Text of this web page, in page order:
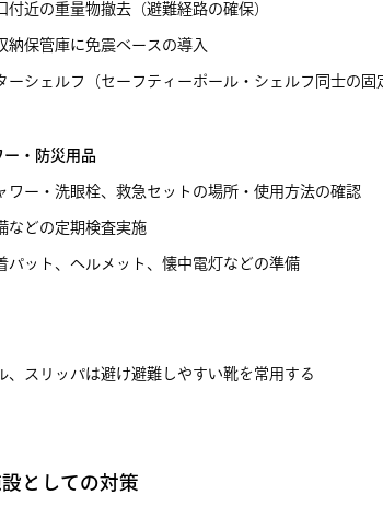
付近の重量物撤去（避難経路の確保）
納保管庫に免震ベースの導入
ーシェルフ（セーフティーポール・シェルフ同士の固
ー・防災用品
ワー・洗眼栓、救急セットの場所・使用方法の確認
などの定期検査実施
パット、ヘルメット、懐中電灯などの準備
、スリッパは避け避難しやすい靴を常用する
としての対策